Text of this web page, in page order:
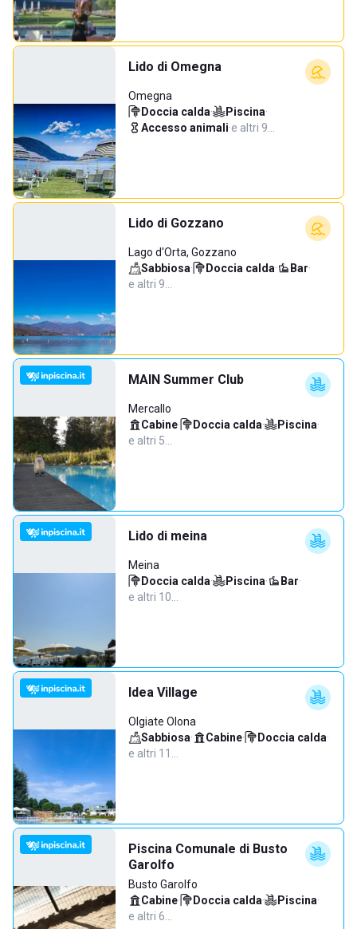
Lido di Omegna
Omegna
Doccia calda· Piscina·
Accesso animali·e altri 9…
Lido di Gozzano
Lago d'Orta, Gozzano
Sabbiosa· Doccia calda· Bar·
e altri 9…
MAIN Summer Club
Mercallo
Cabine· Doccia calda· Piscina·
e altri 5…
Lido di meina
Meina
Doccia calda· Piscina· Bar·
e altri 10…
Idea Village
Olgiate Olona
Sabbiosa· Cabine· Doccia calda·
e altri 11…
Piscina Comunale di Busto
Garolfo
Busto Garolfo
Cabine· Doccia calda· Piscina·
e altri 6…